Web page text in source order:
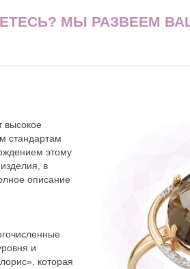
МЫ РАЗВЕЕМ
высокое
стандартам
этому
в
описание
и
которая